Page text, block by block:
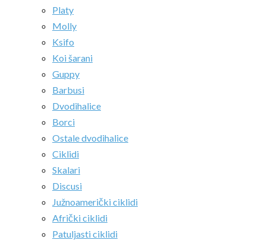
Platy
Molly
Ksifo
Koi šarani
Guppy
Barbusi
Dvodihalice
Borci
Ostale dvodihalice
Ciklidi
Skalari
Discusi
Južnoamerički ciklidi
Afrički ciklidi
Patuljasti ciklidi